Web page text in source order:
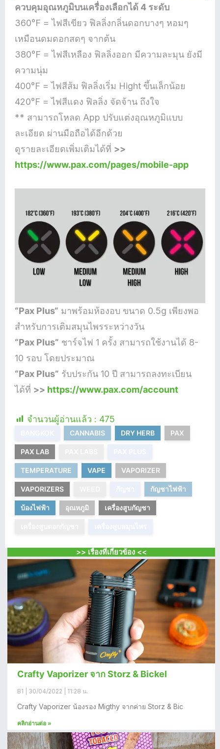
ควบคุมอุณหภูมิบนเครื่องเลือกได้ 4 ระดับ
360°F = ไฟสีเขียว ฟิลลิ่งกลิ่นดอกบางๆ หอมๆ
เหมือนดมดอกสดๆ จากต้น
380°F = ไฟสีเหลือง ฟิลลิ่งออก มีความละมุน ยังมี
ความนุ่ม
400°F = ไฟสีส้ม ฟิลลิ่งเริ่ม Hight ขึ้นเล็กน้อย
420°F = ไฟสีแดง ฟิลลิ่ง จัดจ้าน ถึงใจ
** สามารถโหลด App ปรับแต่งอุณหภูมิแบบ
ละเอียด ผ่านมือถือได้อีกด้วย
ดูรายละเอียดเพิ่มเติมได้ที่ >>
https://www.pax.com/pages/mobile-app
“Pax Plus“ มาพร้อมห้องอบ ขนาด 0.5g เพียงพอ
สำหรับการเติมสมุนไพรระหว่างวัน
“Pax Plus” ชาร์จไฟ 1 ครั้ง สามารถใช้งานได้ 8-
10 รอบ โดยประมาณ
“Pax Plus” รับประกัน 10 ปี สามารถลงทะเบียน
ได้ที่ >> https://www.pax.com/account
จำนวนผู้อ่านแล้ว : 475
CANNABIS DRY HERB PAX
PAX LAB
TEMPERATURE VAPE VAPORIZER
VAPORIZERS กัญชาไฟฟ้า
บ้องไฟฟ้า อุณหภูมิ เครื่องสูบกัญชา
>> เรื่องที่เกี่ยวข้อง <<
Crafty Vaporizer จาก Storz & Bickel
B1 30/04/2022 11:28 น.
Crafty Vaporizer น้องรอง Migthy จากค่าย Storz & Bic
คลิกอ่านต่อ »